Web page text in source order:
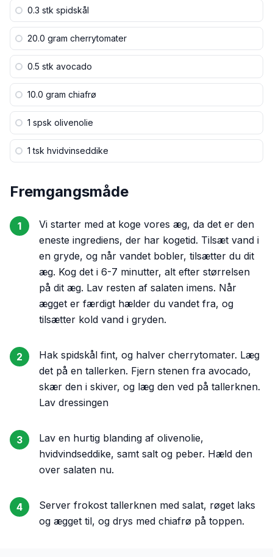
0.3 stk spidskål
20.0 gram cherrytomater
0.5 stk avocado
10.0 gram chiafrø
1 spsk olivenolie
1 tsk hvidvinseddike
Fremgangsmåde
1
Vi starter med at koge vores æg, da det er den
eneste ingrediens, der har kogetid. Tilsæt vand i
en gryde, og når vandet bobler, tilsætter du dit
æg. Kog det i 6-7 minutter, alt efter størrelsen
på dit æg. Lav resten af salaten imens. Når
ægget er færdigt hælder du vandet fra, og
tilsætter kold vand i gryden.
2
Hak spidskål fint, og halver cherrytomater. Læg
det på en tallerken. Fjern stenen fra avocado,
skær den i skiver, og læg den ved på tallerknen.
Lav dressingen
3
Lav en hurtig blanding af olivenolie,
hvidvindseddike, samt salt og peber. Hæld den
over salaten nu.
4
Server frokost tallerknen med salat, røget laks
og ægget til, og drys med chiafrø på toppen.